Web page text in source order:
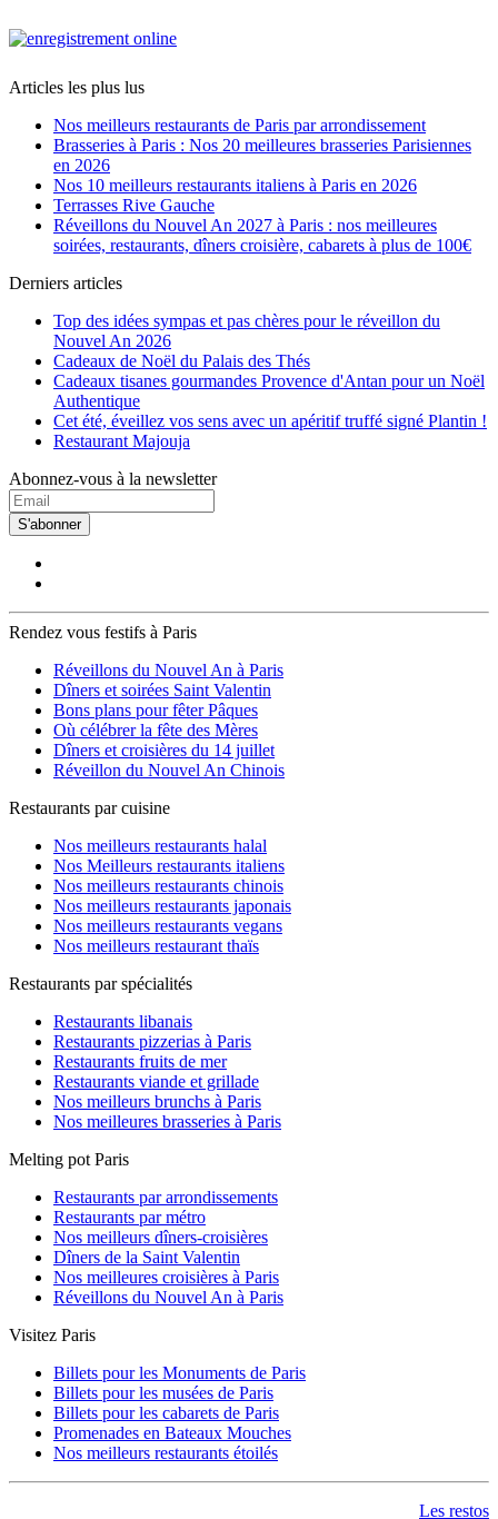
Articles les plus lus
Nos meilleurs restaurants de Paris par arrondissement
Brasseries à Paris : Nos 20 meilleures brasseries Parisiennes
en 2026
Nos 10 meilleurs restaurants italiens à Paris en 2026
Terrasses Rive Gauche
Réveillons du Nouvel An 2027 à Paris : nos meilleures
soirées, restaurants, dîners croisière, cabarets à plus de 100€
Derniers articles
Top des idées sympas et pas chères pour le réveillon du
Nouvel An 2026
Cadeaux de Noël du Palais des Thés
Cadeaux tisanes gourmandes Provence d'Antan pour un Noël
Authentique
Cet été, éveillez vos sens avec un apéritif truffé signé Plantin !
Restaurant Majouja
Abonnez-vous à la newsletter
S'abonner
Rendez vous festifs à Paris
Réveillons du Nouvel An à Paris
Dîners et soirées Saint Valentin
Bons plans pour fêter Pâques
Où célébrer la fête des Mères
Dîners et croisières du 14 juillet
Réveillon du Nouvel An Chinois
Restaurants par cuisine
Nos meilleurs restaurants halal
Nos Meilleurs restaurants italiens
Nos meilleurs restaurants chinois
Nos meilleurs restaurants japonais
Nos meilleurs restaurants vegans
Nos meilleurs restaurant thaïs
Restaurants par spécialités
Restaurants libanais
Restaurants pizzerias à Paris
Restaurants fruits de mer
Restaurants viande et grillade
Nos meilleurs brunchs à Paris
Nos meilleures brasseries à Paris
Melting pot Paris
Restaurants par arrondissements
Restaurants par métro
Nos meilleurs dîners-croisières
Dîners de la Saint Valentin
Nos meilleures croisières à Paris
Réveillons du Nouvel An à Paris
Visitez Paris
Billets pour les Monuments de Paris
Billets pour les musées de Paris
Billets pour les cabarets de Paris
Promenades en Bateaux Mouches
Nos meilleurs restaurants étoilés
Les restos